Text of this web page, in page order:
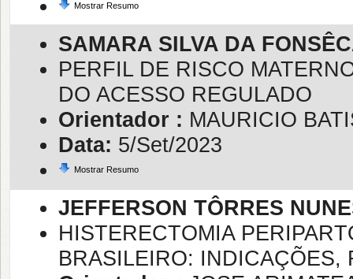
Mostrar Resumo
SAMARA SILVA DA
PERFIL DE RISCO
DO ACESSO REGULADO
Orientador : MAURICIO
Data: 5/Set/2023
Mostrar Resumo
JEFFERSON TÔRRES
HISTERECTOMIA
BRASILEIRO: INDICAÇÕES,